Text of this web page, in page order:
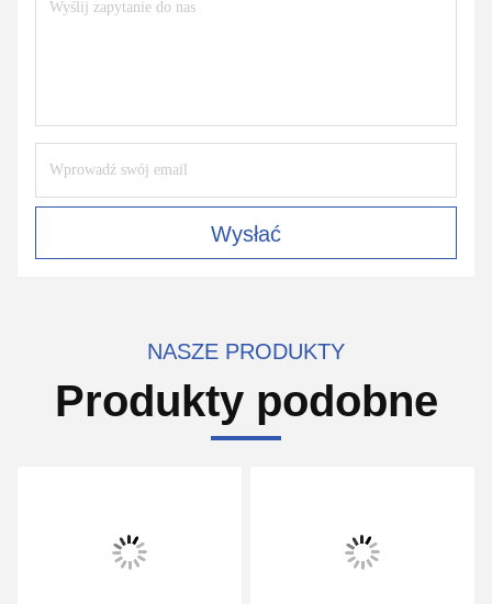
Wysłać
NASZE PRODUKTY
Produkty podobne